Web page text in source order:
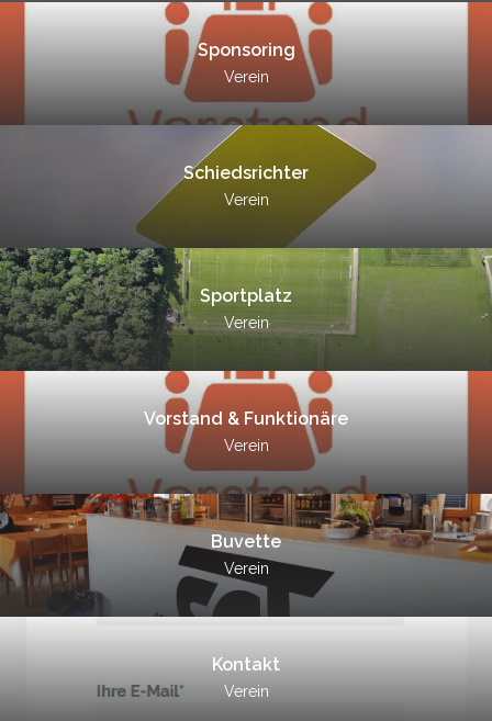
Sponsoring
Verein
Schiedsrichter
Verein
Sportplatz
Verein
Vorstand & Funktionäre
Verein
Buvette
Verein
Kontakt
Verein